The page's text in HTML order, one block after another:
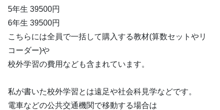
5年生 39500円
6年生 39500円
こちらには全員で一括して購入する教材(算数セットやリ
コーダー)や
校外学習の費用なども含まれています。
私が書いた校外学習とは遠足や社会科見学などです。
電車などの公共交通機関で移動する場合は